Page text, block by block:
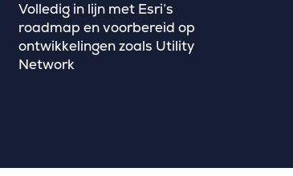
Volledig in lijn met Esri’s
roadmap en voorbereid op
ontwikkelingen zoals Utility
Network